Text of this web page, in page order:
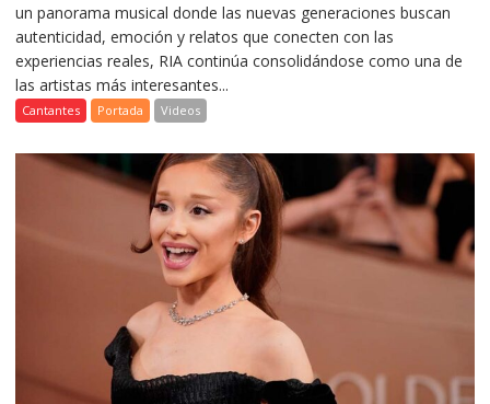
un panorama musical donde las nuevas generaciones buscan
autenticidad, emoción y relatos que conecten con las
experiencias reales, RIA continúa consolidándose como una de
las artistas más interesantes...
Cantantes Portada Videos